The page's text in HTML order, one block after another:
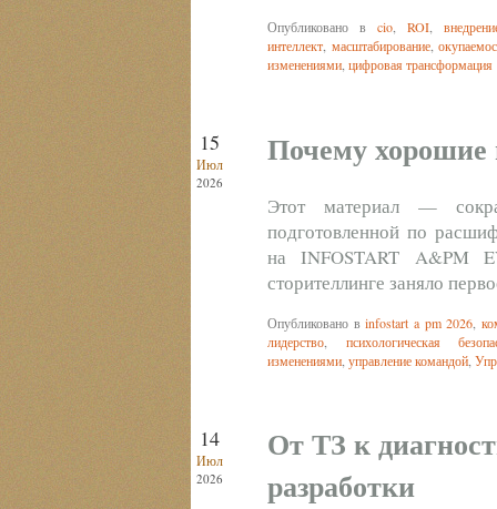
Опубликовано в cio ROI
интеллект масштабирование,
изменениями цифровая трансформация
15
Июл
2026
Почему хорошие
Этот материал —
подготовленной по
на INFOSTART A&PM
сторителлинге заняло
Опубликовано вinfostart a pm 2026
лидерство
психологическая
изменениями управление командой
14
Июл
2026
От ТЗ к
разработки